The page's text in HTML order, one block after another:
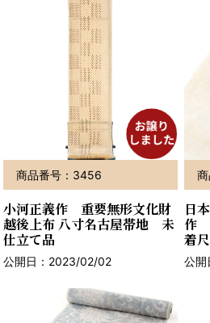
商品番号：3456
小河正義作 重要無形文化財
越後上布 八寸名古屋帯地 未
仕立て品
公開日：2023/02/02
日
作
着
公